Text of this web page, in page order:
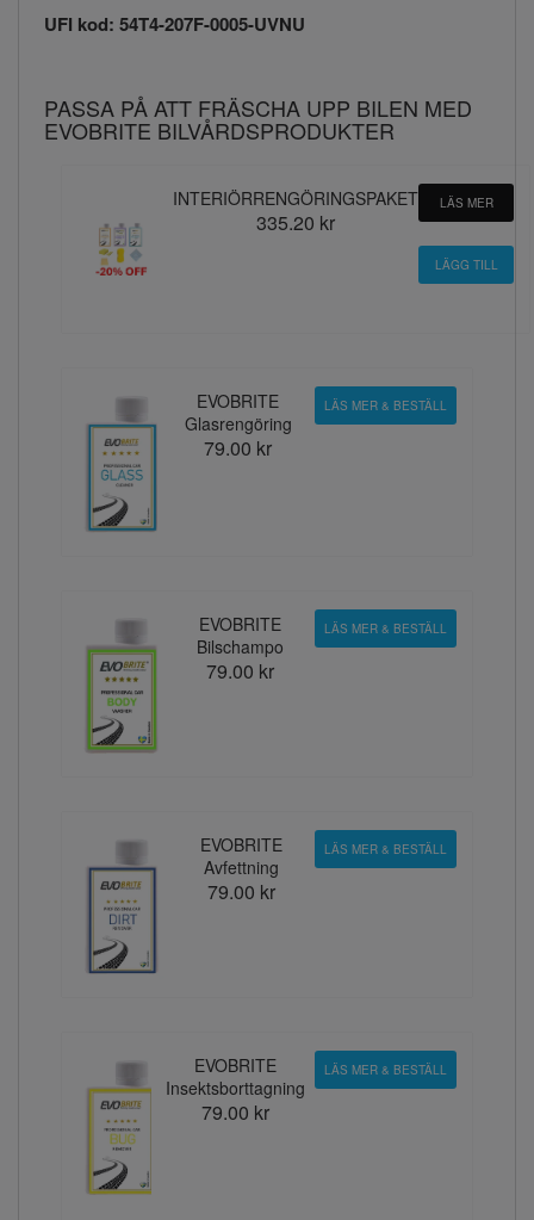
UFI kod: 54T4-207F-0005-UVNU
PASSA PÅ ATT FRÄSCHA UPP BILEN MED
EVOBRITE BILVÅRDSPRODUKTER
INTERIÖRRENGÖRINGSPAKET
335.20 kr
LÄS MER
EVOBRITE
Glasrengöring
79.00 kr
LÄS MER & BESTÄLL
EVOBRITE
Bilschampo
79.00 kr
LÄS MER & BESTÄLL
EVOBRITE
Avfettning
79.00 kr
LÄS MER & BESTÄLL
EVOBRITE
Insektsborttagning
79.00 kr
LÄS MER & BESTÄLL